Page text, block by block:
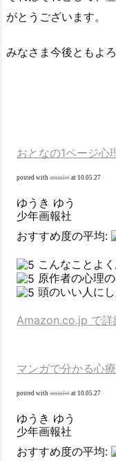
がとうございます。
みなさま今後ともよ
おとなの1ページ心
posted with amazlet at 10.05.27
ゆうき ゆう
少年画報社
おすすめ度の平均:
こんなことよ
原作者の心理
頭のいい人に
Amazon.co.jp で詳
マンガで分かる心
posted with amazlet at 10.05.27
ゆうき ゆう
少年画報社
おすすめ度の平均: